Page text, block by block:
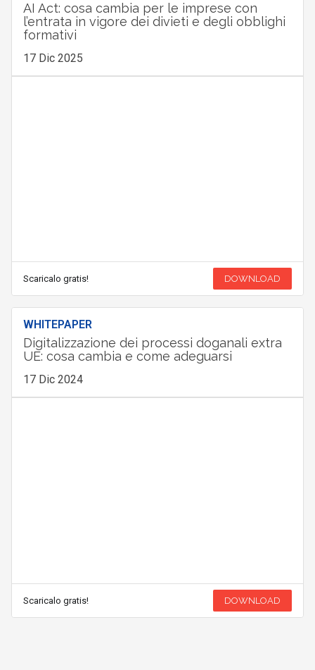
AI Act: cosa cambia per le imprese con
l’entrata in vigore dei divieti e degli obblighi
formativi
17 Dic 2025
Scaricalo gratis! DOWNLOAD
WHITEPAPER
Digitalizzazione dei processi doganali extra
UE: cosa cambia e come adeguarsi
17 Dic 2024
Scaricalo gratis! DOWNLOAD